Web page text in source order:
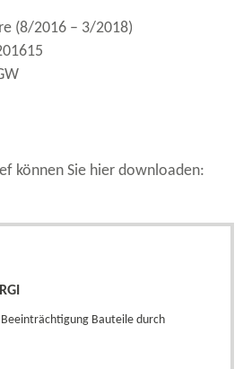
(8/2016 – 3/2018)
können Sie hier downloaden:
Bauteile durch